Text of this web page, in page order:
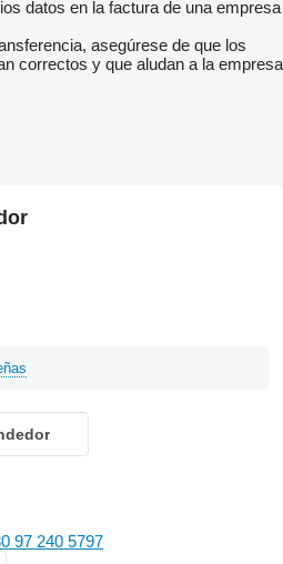
datos en la factura de una empresa
asegúrese de que los
correctos y que aludan a la empresa
97 240 5797